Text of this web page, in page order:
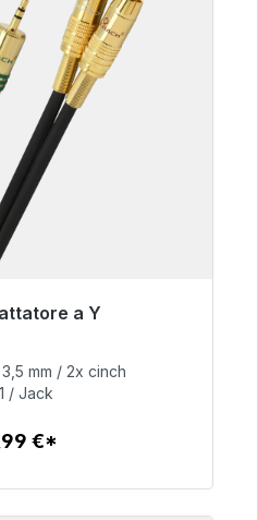
a Y
immediata, tempo di
€
mm / 2x cinch
/ Jack
€*